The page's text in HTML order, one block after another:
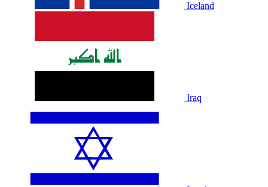
Iceland
Iraq